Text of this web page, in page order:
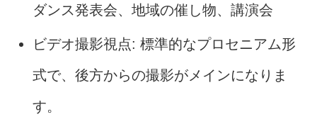
ダンス発表会、地域の催し物、講演会
ビデオ撮影視点: 標準的なプロセニアム形
式で、後方からの撮影がメインになりま
す。